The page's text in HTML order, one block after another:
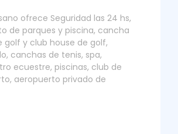
ofrece Seguridad las 24 hs,
de parques y piscina, cancha
golf y club house de golf,
canchas de tenis, spa,
ecuestre, piscinas, club de
aeropuerto privado de